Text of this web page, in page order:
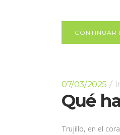
CONTINUAR
07/03/2025
Qué
Trujillo, en el